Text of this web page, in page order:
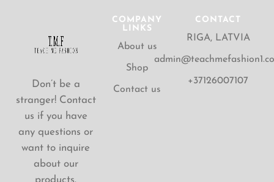
Don’t be a
stranger! Contact
us if you have
any questions or
want to inquire
about our
COMPANY
LINKS
About us
Shop
Contact us
CONTACT
RIGA, LATVIA
+37126007107